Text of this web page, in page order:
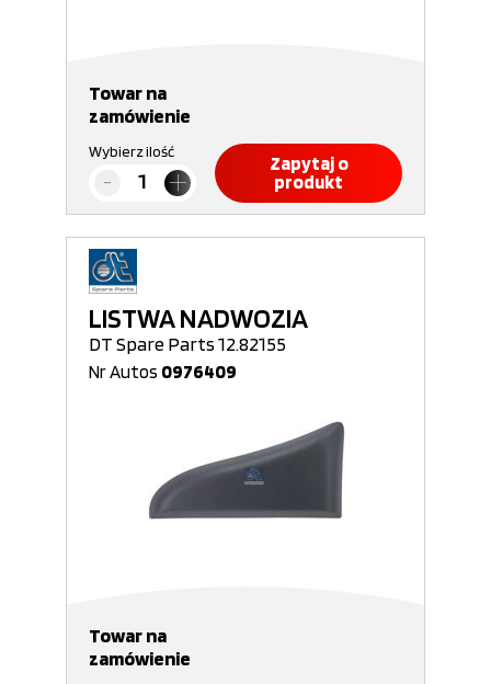
Towar na
zamówienie
Wybierz ilość
Zapytaj o
produkt
LISTWA NADWOZIA
DT Spare Parts 12.82155
Nr Autos 0976409
Towar na
zamówienie